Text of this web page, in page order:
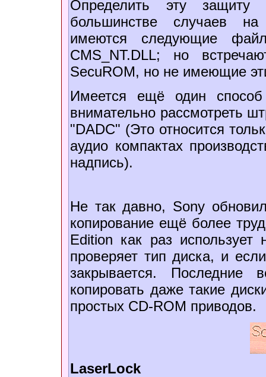
Определить эту
большинстве случаев
имеются следующие
CMS_NT.DLL; но
SecuROM, но не имеющие
Имеется ещё один
внимательно рассмотреть
"DADC" (Это относится
аудио компактах
надпись).
Не так давно, Sony
копирование ещё более
Edition как раз
проверяет тип диска, и
закрывается. Последние
копировать даже такие
простых CD-ROM приводов.
LaserLock